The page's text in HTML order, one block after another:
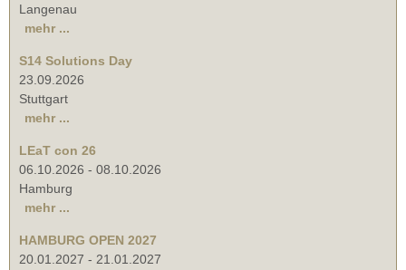
Langenau
mehr ...
S14 Solutions Day
23.09.2026
Stuttgart
mehr ...
LEaT con 26
06.10.2026 - 08.10.2026
Hamburg
mehr ...
HAMBURG OPEN 2027
20.01.2027 - 21.01.2027